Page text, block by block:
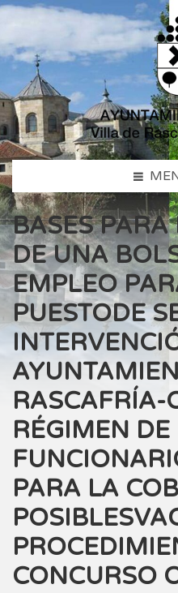
BASES
DE UNA
EMPLEO
PUESTODE
RASCAFRÍA-
RÉGIMEN DE
PARA LA
CONCURSO